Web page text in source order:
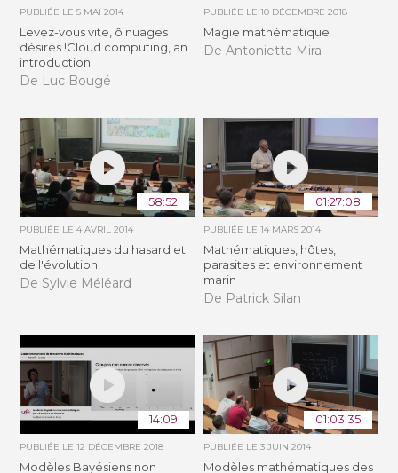
PUBLIÉE LE5 MAI 2014
Levez-vous vite, ô nuages
désirés !Cloud computing, an
introduction
De Luc Bougé
PUBLIÉE LE 10 DÉCEMBRE 2018
Magie mathématique
De Antonietta Mira
58:52
PUBLIÉE LE4 AVRIL 2014
Mathématiques du hasard et
de l'évolution
De Sylvie Méléard
01:27:08
PUBLIÉE LE 14 MARS 2014
Mathématiques, hôtes,
parasites et environnement
marin
De Patrick Silan
14:09
PUBLIÉE LE12 DÉCEMBRE 2018
Modèles Bayésiens non
01:03:35
PUBLIÉE LE 3 JUIN 2014
Modèles mathématiques des